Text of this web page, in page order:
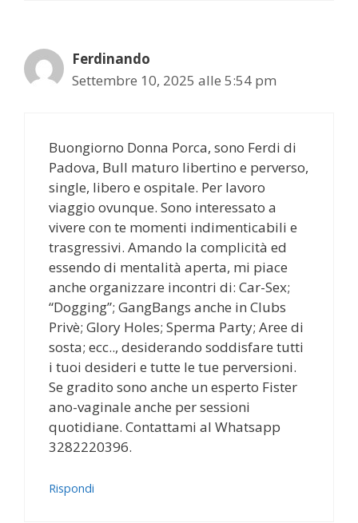
Ferdinando
Settembre 10, 2025 alle 5:54 pm
Buongiorno Donna Porca, sono Ferdi di
Padova, Bull maturo libertino e perverso,
single, libero e ospitale. Per lavoro
viaggio ovunque. Sono interessato a
vivere con te momenti indimenticabili e
trasgressivi. Amando la complicità ed
essendo di mentalità aperta, mi piace
anche organizzare incontri di: Car-Sex;
“Dogging”; GangBangs anche in Clubs
Privè; Glory Holes; Sperma Party; Aree di
sosta; ecc.., desiderando soddisfare tutti
i tuoi desideri e tutte le tue perversioni.
Se gradito sono anche un esperto Fister
ano-vaginale anche per sessioni
quotidiane. Contattami al Whatsapp
3282220396.
Rispondi